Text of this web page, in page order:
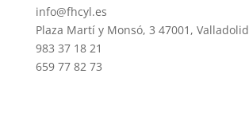
info@fhcyl.es
Plaza Martí y Monsó, 3 47001, Valladolid
983 37 18 21
659 77 82 73